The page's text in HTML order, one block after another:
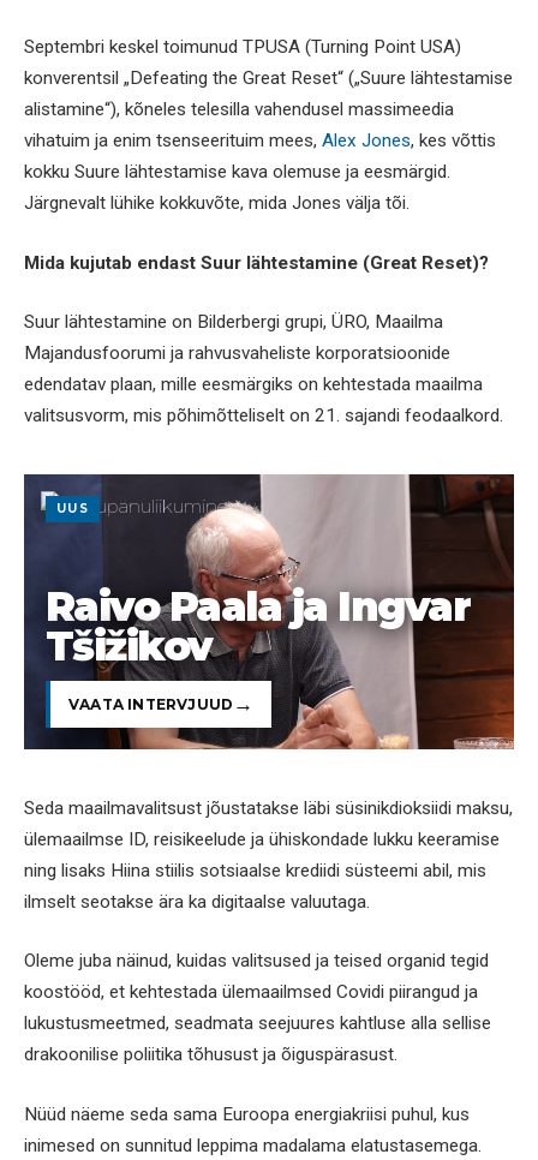
Septembri keskel toimunud TPUSA (Turning Point USA)
konverentsil „Defeating the Great Reset“ („Suure lähtestamise
alistamine“), kõneles telesilla vahendusel massimeedia
vihatuim ja enim tsenseerituim mees, Alex Jones, kes võttis
kokku Suure lähtestamise kava olemuse ja eesmärgid.
Järgnevalt lühike kokkuvõte, mida Jones välja tõi.
Mida kujutab endast Suur lähtestamine (Great Reset)?
Suur lähtestamine on Bilderbergi grupi, ÜRO, Maailma
Majandusfoorumi ja rahvusvaheliste korporatsioonide
edendatav plaan, mille eesmärgiks on kehtestada maailma
valitsusvorm, mis põhimõtteliselt on 21. sajandi feodaalkord.
UUS
Raivo Paala ja Ingvar
Tšižikov
VAATA INTERVJUUD
Seda maailmavalitsust jõustatakse läbi süsinikdioksiidi maksu,
ülemaailmse ID, reisikeelude ja ühiskondade lukku keeramise
ning lisaks Hiina stiilis sotsiaalse krediidi süsteemi abil, mis
ilmselt seotakse ära ka digitaalse valuutaga.
Oleme juba näinud, kuidas valitsused ja teised organid tegid
koostööd, et kehtestada ülemaailmsed Covidi piirangud ja
lukustusmeetmed, seadmata seejuures kahtluse alla sellise
drakoonilise poliitika tõhusust ja õiguspärasust.
Nüüd näeme seda sama Euroopa energiakriisi puhul, kus
inimesed on sunnitud leppima madalama elatustasemega.